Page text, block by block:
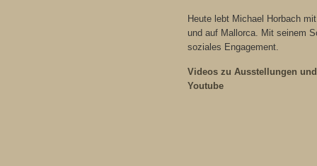
Heute lebt Michael Horbach
und auf Mallorca. Mit seinem
soziales Engagement.
Videos zu Ausstellungen
Youtube